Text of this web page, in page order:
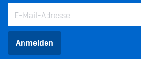
Anmelden